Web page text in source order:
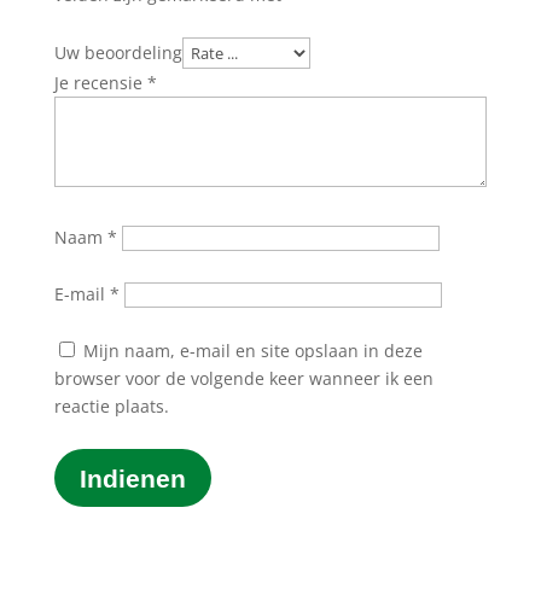
Uw beoordeling
Je recensie *
Naam *
E-mail *
Mijn naam, e-mail en site opslaan in deze
browser voor de volgende keer wanneer ik een
reactie plaats.
Indienen